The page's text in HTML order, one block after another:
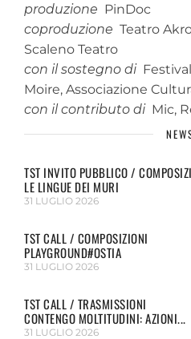
produzione PinDoc
coproduzione Teatro
Scaleno Teatro
con il sostegno di
Moire, Associazione
con il contributo di Mic,
TST INVITO PUBBLICO /
LE LINGUE DEI MURI
31 LUGLIO 2026
TST CALL / COMPOSIZIONI
PLAYGROUND#OSTIA
31 LUGLIO 2026
TST CALL / TRASMISSIONI
CONTENGO MOLTITUDINI: AZIONI...
31 LUGLIO 2026